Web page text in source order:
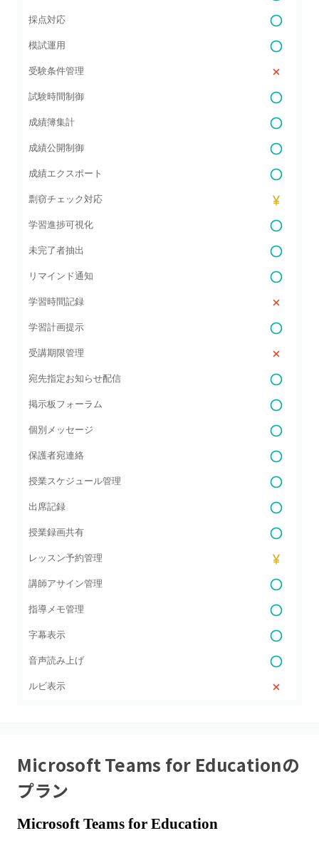
採点対応
模試運用
受験条件管理
試験時間制御
成績簿集計
成績公開制御
成績エクスポート
剽窃チェック対応
学習進捗可視化
未完了者抽出
リマインド通知
学習時間記録
学習計画提示
受講期限管理
宛先指定お知らせ配信
掲示板フォーラム
個別メッセージ
保護者宛連絡
授業スケジュール管理
出席記録
授業録画共有
レッスン予約管理
講師アサイン管理
指導メモ管理
字幕表示
音声読み上げ
ルビ表示
Microsoft Teams for Educationの
プラン
Microsoft Teams for Education